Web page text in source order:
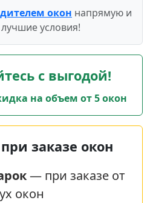
окон напрямую и
условия!
с выгодой!
на объем от 5 окон
заказе окон
— при заказе от
окон